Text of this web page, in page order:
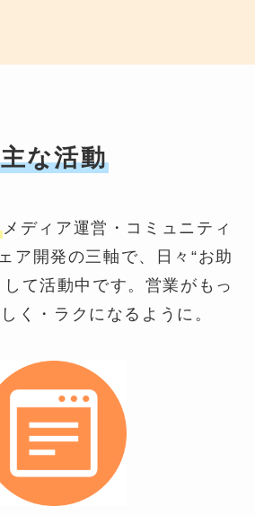
主な活動
メディア運営・コミュニティ
ア開発の三軸で、日々“お助
て活動中です。営業がもっ
く・ラクになるように。